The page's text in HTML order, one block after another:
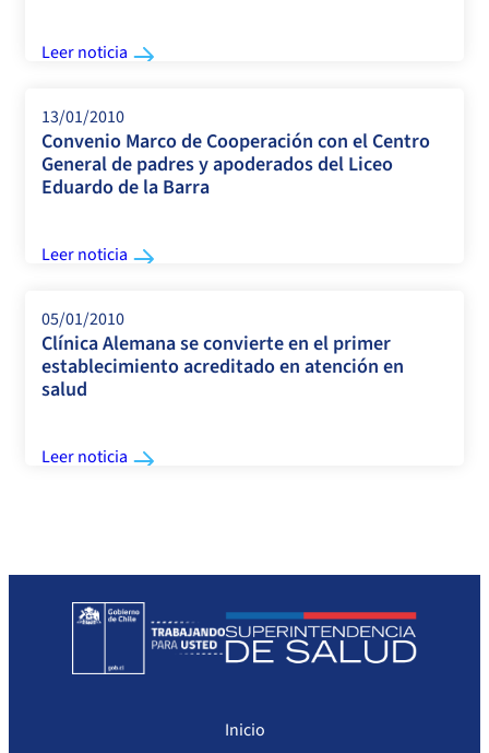
Leer noticia
13/01/2010
Convenio Marco de Cooperación con el Centro
General de padres y apoderados del Liceo
Eduardo de la Barra
Leer noticia
05/01/2010
Clínica Alemana se convierte en el primer
establecimiento acreditado en atención en
salud
Leer noticia
Inicio